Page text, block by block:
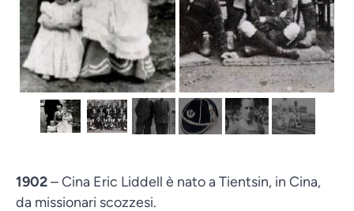
1902– Cina Eric Liddell è nato a Tientsin, in Cina,
da missionari scozzesi.